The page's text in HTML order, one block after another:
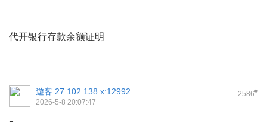
代开银行存款余额证明
2586#
遊客 27.102.138.x:12992
2026-5-8 20:07:47
-